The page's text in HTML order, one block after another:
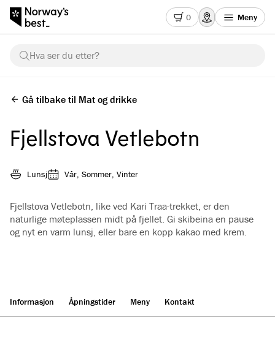
0 Meny
Hva ser du etter?
Gå tilbake til Mat og drikke
Fjellstova Vetlebotn
Lunsj Vår, Sommer, Vinter
Fjellstova Vetlebotn, like ved Kari Traa-trekket, er den
naturlige møteplassen midt på fjellet. Gi skibeina en pause
og nyt en varm lunsj, eller bare en kopp kakao med krem.
Informasjon Åpningstider Meny Kontakt